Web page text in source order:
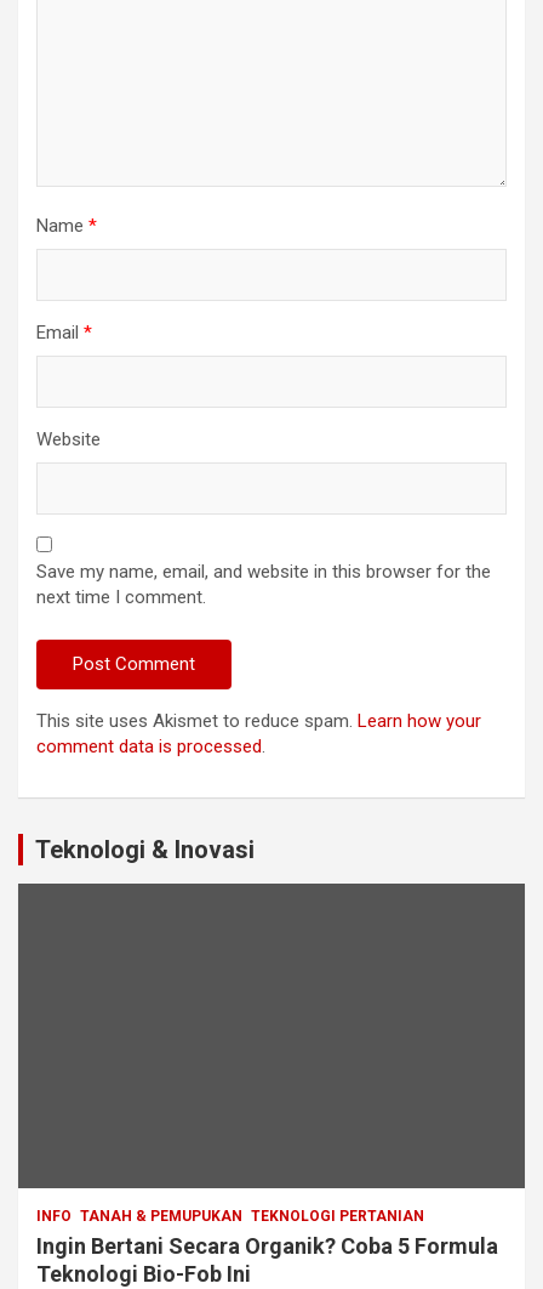
Name *
Email *
Website
Save my name, email, and website in this browser for the
next time I comment.
This site uses Akismet to reduce spam. Learn how your
comment data is processed.
Teknologi & Inovasi
INFO TANAH & PEMUPUKAN TEKNOLOGI PERTANIAN
Ingin Bertani Secara Organik? Coba 5 Formula
Teknologi Bio-Fob Ini